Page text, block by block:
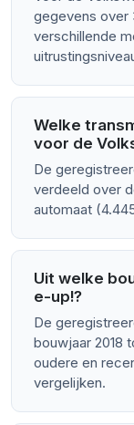
gegevens over
verschillende
Welke
voor de
De
verdeeld over
automaat
Uit welke
e-up!?
De
bouwjaar 2018
oudere en
vergelijken.